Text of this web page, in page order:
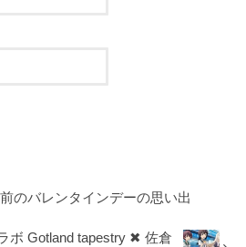
のバレンタインデーの思い出
ボ Gotland tapestry ✖ 佐倉